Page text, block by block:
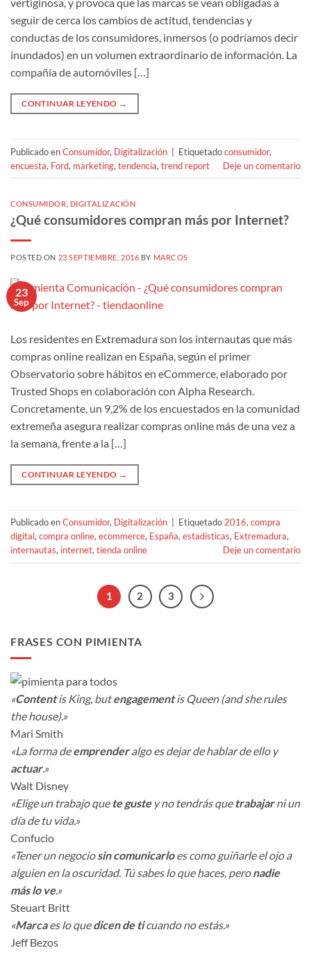
vertiginosa, y provoca que las marcas se vean obligadas a
seguir de cerca los cambios de actitud, tendencias y
conductas de los consumidores, inmersos (o podríamos decir
inundados) en un volumen extraordinario de información. La
compañía de automóviles […]
CONTINUAR LEYENDO →
Publicado enConsumidor, Digitalización Etiquetadoconsumidor,
encuesta, Ford, marketing, tendencia, trend report Deje un comentario
CONSUMIDOR DIGITALIZACIÓN
¿Qué consumidores compran más por Internet?
POSTED ON 23 SEPTIEMBRE, 2016 BY MARCOS
23
Sep
Los residentes en Extremadura son los internautas que más
compras online realizan en España, según el primer
Observatorio sobre hábitos en eCommerce, elaborado por
Trusted Shops en colaboración con Alpha Research.
Concretamente, un 9,2% de los encuestados en la comunidad
extremeña asegura realizar compras online más de una vez a
la semana, frente a la […]
CONTINUAR LEYENDO →
Publicado enConsumidor, Digitalización Etiquetado2016,compra
digital,compra online,ecommerce, España,estadísticas, Extremadura,
internautas, internet,tienda online Deje un comentario
1 2 3
FRASES CON PIMIENTA
«Contentis King, butengagementis Queen (and she rules
the house).»
Mari Smith
«La forma deemprenderalgo es dejar de hablar de ello y
actuar.»
Walt Disney
«Elige un trabajo que te gustey no tendrás que trabajarni un
día de tu vida.»
Confucio
«Tener un negocio sin comunicarloes como guiñarle el ojo a
alguien en la oscuridad. Tú sabes lo que haces, peronadie
más lo ve.»
Steuart Britt
«Marcaes lo quedicen de ticuando no estás.»
Jeff Bezos